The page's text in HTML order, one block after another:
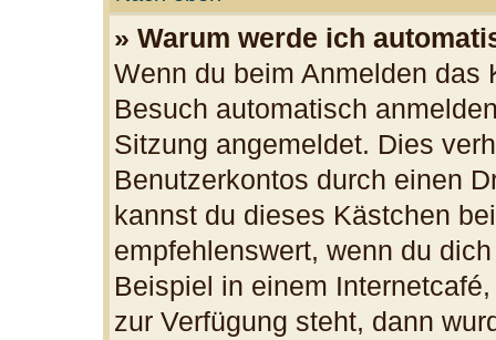
» Warum werde ich
Wenn du beim Anmelden das
Besuch automatisch
Sitzung angemeldet. Dies
Benutzerkontos durch einen
kannst du dieses Kästchen
empfehlenswert, wenn du
Beispiel in einem
zur Verfügung steht, dann